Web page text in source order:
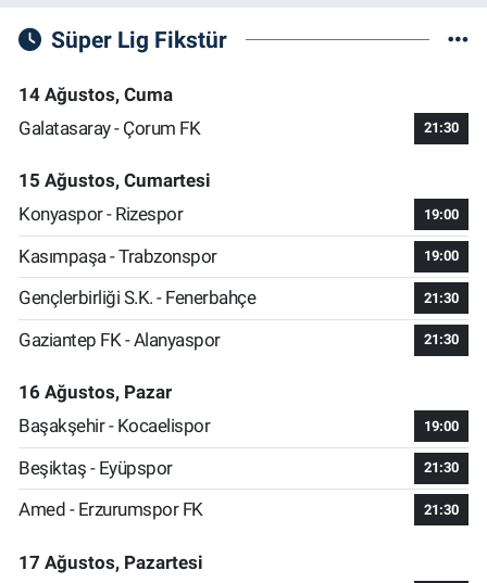
Süper Lig Fikstür
14 Ağustos, Cuma
Galatasaray - Çorum FK
21:30
15 Ağustos, Cumartesi
Konyaspor - Rizespor
19:00
Kasımpaşa - Trabzonspor 19:00
Gençlerbirliği S.K. - Fenerbahçe 21:30
Gaziantep FK - Alanyaspor 21:30
16 Ağustos, Pazar
Başakşehir - Kocaelispor
19:00
Beşiktaş - Eyüpspor 21:30
Amed - Erzurumspor FK 21:30
17 Ağustos, Pazartesi